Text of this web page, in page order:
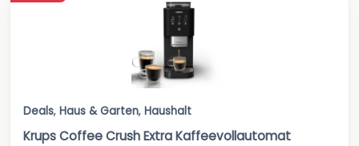
Deals, Haus & Garten, Haushalt
Krups Coffee Crush Extra Kaffeevollautomat